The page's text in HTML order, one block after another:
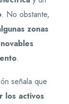
. No obstante,
zonas
.
señala que
los activos